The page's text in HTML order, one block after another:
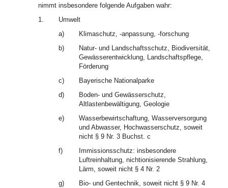
nimmt insbesondere folgende Aufgaben wahr:
1.
Umwelt
a)
Klimaschutz, -anpassung, -forschung
b)
Natur- und Landschaftsschutz, Biodiversität,
Gewässerentwicklung, Landschaftspflege,
Förderung
c)
Bayerische Nationalparke
d)
Boden- und Gewässerschutz,
Altlastenbewältigung, Geologie
e)
Wasserbewirtschaftung, Wasserversorgung
und Abwasser, Hochwasserschutz, soweit
nicht § 9 Nr. 3 Buchst. c
f)
Immissionsschutz: insbesondere
Luftreinhaltung, nichtionisierende Strahlung,
Lärm, soweit nicht § 4 Nr. 2
g)
Bio- und Gentechnik, soweit nicht § 9 Nr. 4